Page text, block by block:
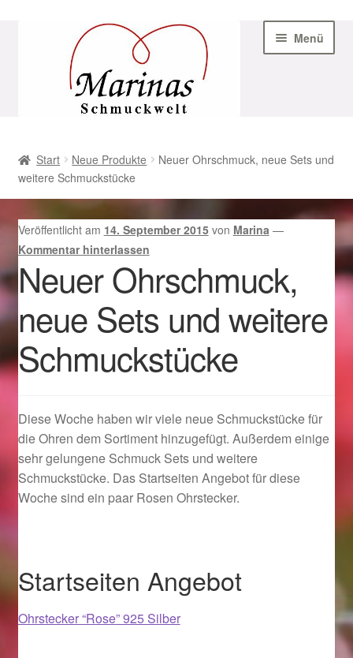
Navigation
Menü
AGB
Beispiel-Seite
Datenschutz
Geschenke zu Ostern 2023
Geschenke zu Ostern 2024
Geschenkideen für Weihnachten 2023
Geschenkideen für Weihnachten 2024
Halloween Schmuck online kaufen 2016
Start Neue Produkte
Neuer Ohrschmuck, neue Sets und
weitere Schmuckstücke
Veröffentlicht am 14. September 2015 von Marina —
Kommentar hinterlassen
Neuer Ohrschmuck,
neue Sets und weitere
Schmuckstücke
Diese Woche haben wir viele neue Schmuckstücke für
die Ohren dem Sortiment hinzugefügt. Außerdem einige
sehr gelungene Schmuck Sets und weitere
Schmuckstücke. Das Startseiten Angebot für diese
Woche sind ein paar Rosen Ohrstecker.
Startseiten Angebot
Ohrstecker “Rose” 925 Silber